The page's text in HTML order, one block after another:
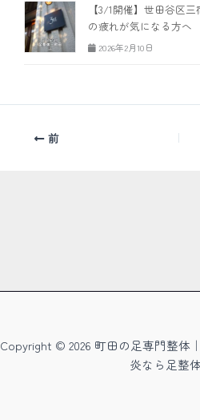
【3/1開催】世田谷区
の疲れが気になる方へ
2026年2月10日
前
Copyright © 2026 町田の足専門整体
炎なら足整